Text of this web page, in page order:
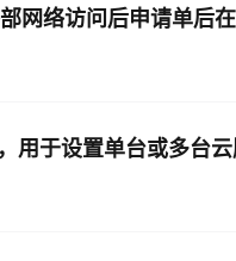
网络访问后申请单后
用于设置单台或多台